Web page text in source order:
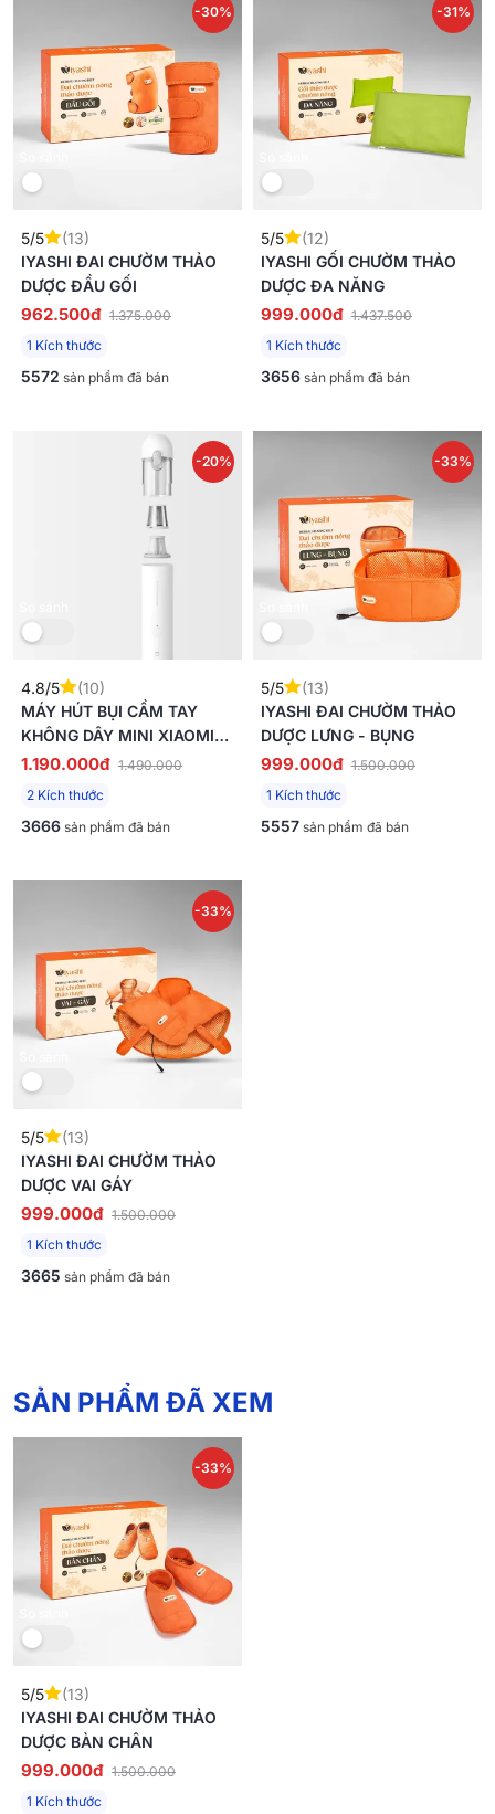
-30%
5/5
(13)
IYASHI ĐAI CHƯỜM THẢO
DƯỢC ĐẦU GỐI
962.500đ 1.375.000
1 Kích thước
5572 sản phẩm đã bán
-31%
5/5
(12)
IYASHI GỐI CHƯỜM THẢO
DƯỢC ĐA NĂNG
999.000đ 1.437.500
1 Kích thước
3656 sản phẩm đã bán
-20%
4.8/5
(10)
MÁY HÚT BỤI CẦM TAY
KHÔNG DÂY MINI XIAOMI
BHR4562GL
1.190.000đ 1.490.000
2 Kích thước
3666 sản phẩm đã bán
-33%
5/5
(13)
IYASHI ĐAI CHƯỜM THẢO
DƯỢC LƯNG - BỤNG
999.000đ 1.500.000
1 Kích thước
5557 sản phẩm đã bán
-33%
5/5
(13)
IYASHI ĐAI CHƯỜM THẢO
DƯỢC VAI GÁY
999.000đ 1.500.000
1 Kích thước
3665 sản phẩm đã bán
SẢN PHẨM ĐÃ XEM
-33%
5/5
(13)
IYASHI ĐAI CHƯỜM THẢO
DƯỢC BÀN CHÂN
999.000đ 1.500.000
1 Kích thước